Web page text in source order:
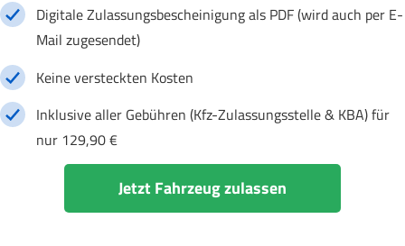
Digitale Zulassungsbescheinigung als PDF (wird auch per E-
Mail zugesendet)
Keine versteckten Kosten
Inklusive aller Gebühren (Kfz-Zulassungsstelle & KBA) für
nur 129,90 €
Jetzt Fahrzeug zulassen